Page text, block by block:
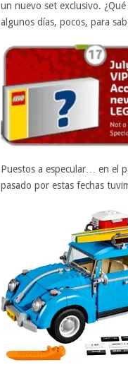
un nuevo set exclusivo.
algunos días, pocos, para
Puestos a especular… en el
pasado por estas fechas